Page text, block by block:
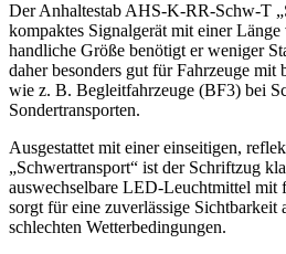
DerAnhaltestab AHS-K-RR-Schw-T
kompaktes Signalgerät mit einer Länge
handliche Größe benötigt er weniger
daher besonders gut für Fahrzeuge mit
wie z. B. Begleitfahrzeuge (BF3) bei
Sondertransporten.
Ausgestattet mit einereinseitigen,
„Schwertransport“ ist der Schriftzug
auswechselbare LED-Leuchtmittel mit
sorgt für eine zuverlässige Sichtbarkeit
schlechten Wetterbedingungen.